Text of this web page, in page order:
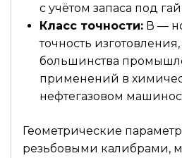
с учётом запаса под
Класс точности: В —
точность
большинства
применений в
нефтегазовом
Геометрические
резьбовыми калибрами,